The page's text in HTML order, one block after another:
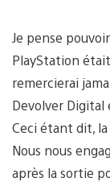
Je pense
PlayStation
remercierai
Devolver Digital
Ceci étant dit,
Nous nous
après la sortie